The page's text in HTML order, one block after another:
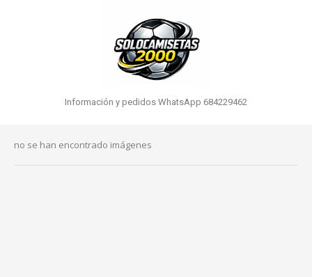
Información y pedidos WhatsApp 684229462
no se han encontrado imágenes